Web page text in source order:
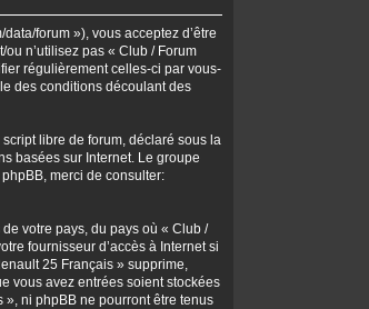
forum »), vous acceptez d’être
n’utilisez pas « Club / Forum
régulièrement celles-ci par vous-
des conditions découlant des
libre de forum, déclaré sous la
basées sur Internet. Le groupe
merci de consulter:
votre pays, du pays où « Club /
fournisseur d’accès à Internet si
25 Français » supprime,
vous avez entrées soient stockées
ni phpBB ne pourront être tenus